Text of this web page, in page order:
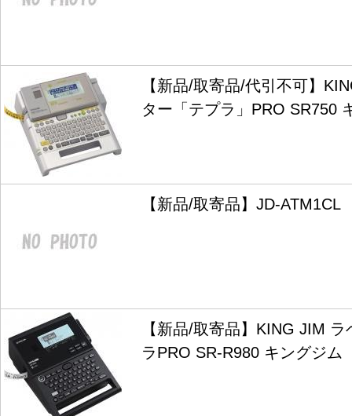
【新品/取寄品/代引不可】
ター「テプラ」PRO SR750
【新品/取寄品】JD-ATM1CL
【新品/取寄品】KING JIM
ラPRO SR-R980 キングジム